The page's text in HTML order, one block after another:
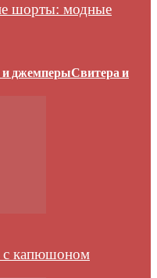
шорты: модные
джемперыСвитера и
с капюшоном